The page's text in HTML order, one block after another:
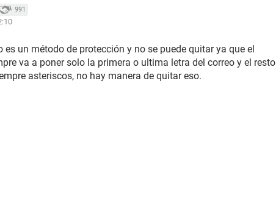
991
es un método de protección y no se puede quitar ya que el
va a poner solo la primera o ultima letra del correo y el resto
asteriscos, no hay manera de quitar eso.